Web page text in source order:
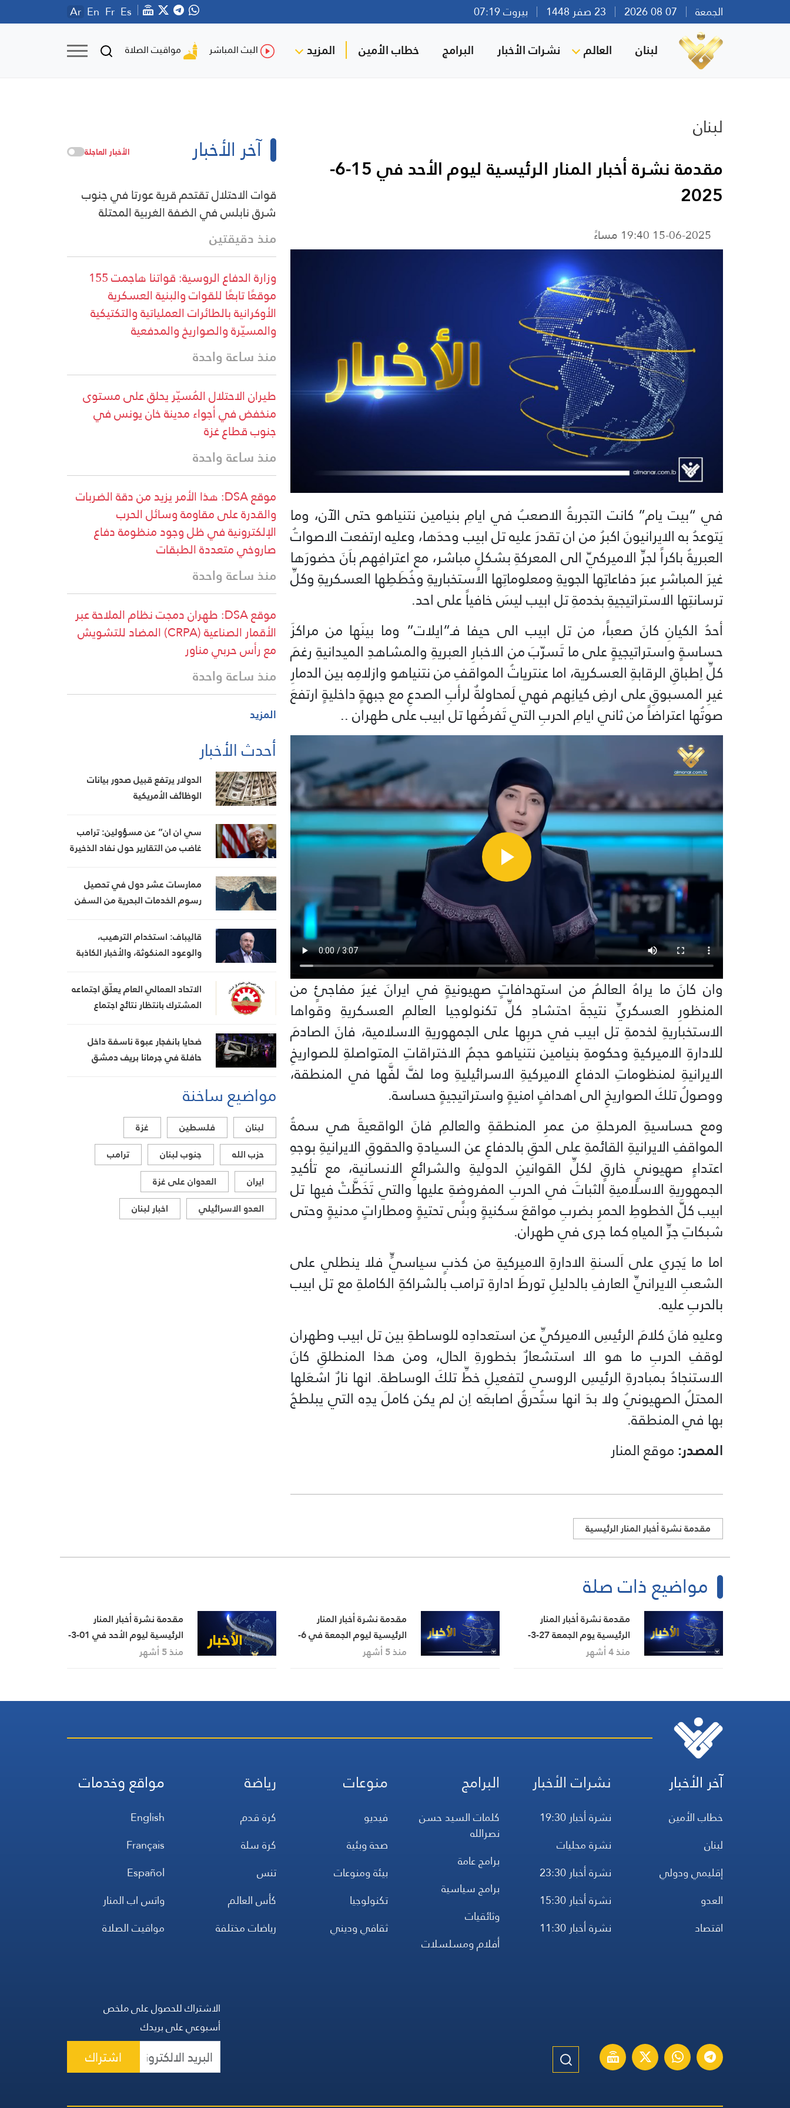
الجمعة بيروت 07:19 Ar En Fr Es
لبنان العالم نشرات الأخبار البرامج خطاب الأمين المزيد البث المباشر مواقيت الصلاة
لبنان
مقدمة نشرة أخبار المنار الرئيسية ليوم الأحد في 15-6-
2025
15-06-2025 19:40 مساءً
في “بيت يام” كانت التجربةُ الاصعبُ في ايامِ بنيامين نتنياهو حتى الآن، وما
يَتوعدُ به الايرانيونَ اكبرُ من ان تقدرَ عليه تل ابيب وحدَها، وعليه ارتفعت الاصواتُ
العبريةُ باكراً لجرِّ الاميركيّ الى المعركةِ بشكلٍ مباشر، مع اعترافِهم باَنَ حضورَها
غيرَ المباشرِ عبرَ دفاعاتِها الجويةِ ومعلوماتِها الاستخباريةِ وخُطَطِها العسكريةِ وكلِّ
ترسانتِها الاستراتيجيةِ بخدمةِ تل ابيب ليسَ خافياً على احد.
أحدُ الكيانِ كانَ صعباً، من تل ابيب الى حيفا فـ”ايلات” وما بينَها من مراكزَ
حساسةٍ واستراتيجيةٍ على ما تَسرّبَ من الاخبارِ العبريةِ والمشاهدِ الميدانيةِ رغمَ
كلِّ اِطباقِ الرقابةِ العسكرية، اما عنترياتُ المواقفِ من نتنياهو وازلامِه بين الدمارِ
غيرِ المسبوقِ على ارضِ كيانِهم فهي لَمحاولةٌ لرأبِ الصدعِ مع جبهةٍ داخليةٍ ارتفعَ
صوتُها اعتراضاً من ثاني ايامِ الحربِ التي تَفرضُها تل ابيب على طهران ..
وان كانَ ما يراهُ العالمُ من استهدافاتٍ صهيونيةٍ في ايرانَ غيرَ مفاجئٍ من
المنظورِ العسكريِّ نتيجةَ احتشادِ كلِّ تكنولوجيا العالمِ العسكريةِ وقواها
الاستخباريةِ لخدمةِ تل ابيب في حربِها على الجمهوريةِ الاسلامية، فانَ الصادمَ
للادارةِ الاميركيةِ وحكومةِ بنيامين نتنياهو حجمُ الاختراقاتِ المتواصلةِ للصواريخِ
الايرانيةِ لمنظوماتِ الدفاعِ الاميركيةِ الاسرائيليةِ وما لفَّ لفَّها في المنطقة،
ووصولُ تلكَ الصواريخِ الى اهدافٍ امنيةٍ واستراتيجيةٍ حساسة.
ومع حساسيةِ المرحلةِ من عمرِ المنطقةِ والعالمِ فانَ الواقعيةَ هي سمةُ
المواقفِ الايرانيةِ القائمةِ على الحقِ بالدفاعِ عن السيادةِ والحقوقِ الايرانيةِ بوجهِ
اعتداءٍ صهيونيٍ خارقٍ لكلِّ القوانينِ الدوليةِ والشرائعِ الانسانية، مع تأكيدِ
الجمهوريةِ الاسلاميةِ الثباتَ في الحربِ المفروضةِ عليها والتي تَخَطَّتْ فيها تل
ابيب كلَّ الخطوطِ الحمرِ بضربِ مواقعَ سكنيةٍ وبنًى تحتيةٍ ومطاراتٍ مدنيةٍ وحتى
شبكاتِ جرِّ المياهِ كما جرى في طهران.
اما ما يَجري على اَلسنةِ الادارةِ الاميركيةِ من كذبٍ سياسيٍّ فلا ينطلي على
الشعبِ الايرانيِّ العارفِ بالدليلِ تورطَ ادارةِ ترامب بالشراكةِ الكاملةِ مع تل ابيب
بالحربِ عليه.
وعليهِ فانَ كلامَ الرئيسِ الاميركيِّ عن استعدادِه للوساطةِ بين تل ابيب وطهران
لوقفِ الحربِ ما هو الا استشعارٌ بخطورةِ الحال، ومن هذا المنطلقِ كانَ
الاستنجادُ بمبادرةِ الرئيسِ الروسي لتفعيلِ خطِّ تلكَ الوساطة. انها نارٌ اشعَلها
المحتلُ الصهيونيُ ولا بدَ انها ستُحرقُ اصابعَه اِن لم يكن كاملَ يدِه التي يبلطجُ
بها في المنطقة.
المصدر:موقع المنار
مقدمة نشرة أخبار المنار الرئيسية
آخر الأخبار الأخبار العاجلة
قوات الاحتلال تقتحم قرية عورتا في جنوب
شرق نابلس في الضفة الغربية المحتلة
منذ دقيقتين
وزارة الدفاع الروسية: قواتنا هاجمت 155
موقعًا تابعًا للقوات والبنية العسكرية
الأوكرانية بالطائرات العملياتية والتكتيكية
والمسيّرة والصواريخ والمدفعية
منذ ساعة واحدة
طيران الاحتلال المُسيّر يحلق على مستوى
منخفض في أجواء مدينة خان يونس في
جنوب قطاع غزة
منذ ساعة واحدة
موقع DSA: هذا الأمر يزيد من دقة الضربات
والقدرة على مقاومة وسائل الحرب
الإلكترونية في ظل وجود منظومة دفاع
صاروخي متعددة الطبقات
منذ ساعة واحدة
موقع DSA: طهران دمجت نظام الملاحة عبر
الأقمار الصناعية (CRPA) المضاد للتشويش
مع رأس حربي مناور
منذ ساعة واحدة
المزيد
أحدث الأخبار
الدولار يرتفع قبيل صدور بيانات
الوظائف الأمريكية
سي ان ان” عن مسؤولين: ترامب
غاضب من التقارير حول نفاد الذخيرة
المفاوضات
ممارسات عشر دول في تحصيل
رسوم الخدمات البحرية من السفن
قاليباف: استخدام الترهيب،
والوعود المنكوثة، والأخبار الكاذبة
الاتحاد العمالي العام يعلّق اجتماعه
المشترك بانتظار نتائج اجتماع
ضحايا بانفجار عبوة ناسفة داخل
حافلة في جرمانا بريف دمشق
مواضيع ساخنة
لبنان فلسطين
غزة
حزب الله
جنوب لبنان
ترامب
ايران
العدوان على غزة
العدو الاسرائيلي
اخبار لبنان
مواضيع ذات صلة
مقدمة نشرة أخبار المنار
الرئيسية يوم الجمعة 27-3-
2026
منذ 4 أشهر
مقدمة نشرة أخبار المنار
الرئيسية ليوم الجمعة في 6-
3-2026
منذ 5 أشهر
مقدمة نشرة أخبار المنار
الرئيسية ليوم الأحد في 01-3-
2026
منذ 5 أشهر
آخر الأخبار
خطاب الأمين
لبنان
إقليمي ودولي
العدو
اقتصاد
نشرات الأخبار
نشرة أخبار 19:30
نشرة محليات
نشرة أخبار 23:30
نشرة أخبار 15:30
نشرة أخبار 11:30
البرامج
كلمات السيد حسن
نصرالله
برامج عامة
برامج سياسية
وثائقيات
أفلام ومسلسلات
منوعات
فيديو
صحة وبئية
بيئة ومنوعات
تكنولوجيا
ثقافي وديني
رياضة
كرة قدم
كرة سلة
تنس
كأس العالم
رياضات مختلفة
مواقع وخدمات
English
Français
Español
واتس اب المنار
مواقيت الصلاة
الاشتراك للحصول على ملخص
أسبوعي على بريدك
اشتراك